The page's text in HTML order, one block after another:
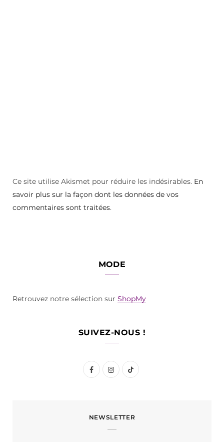
Ce site utilise Akismet pour réduire les indésirables. En
savoir plus sur la façon dont les données de vos
commentaires sont traitées.
MODE
Retrouvez notre sélection sur ShopMy
SUIVEZ-NOUS !
F
e
I
t
T
T
NEWSLETTER